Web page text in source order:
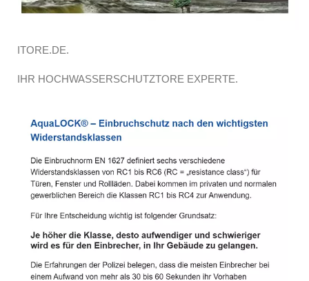
ITORE.DE.
IHR HOCHWASSERSCHUTZTORE EXPERTE.